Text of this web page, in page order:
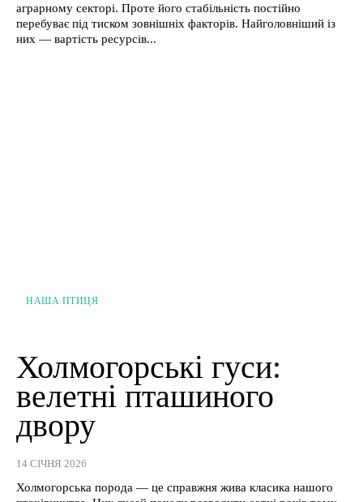
аграрному секторі. Проте його стабільність постійно
перебуває під тиском зовнішніх факторів. Найголовніший із
них — вартість ресурсів...
НАША ПТИЦЯ
Холмогорські гуси:
велетні пташиного
двору
14 СІЧНЯ 2026
Холмогорська порода — це справжня жива класика нашого